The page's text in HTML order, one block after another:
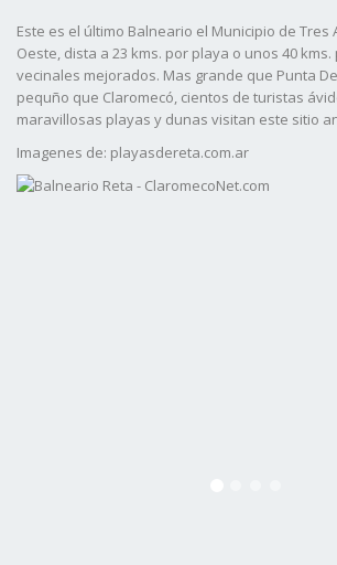
Este es el último Balneario el Municipio de Tres
Oeste, dista a 23 kms. por playa o unos 40
vecinales mejorados. Mas grande que Punta
pequño que Claromecó, cientos de turistas
maravillosas playas y dunas visitan este sitio
Imagenes de: playasdereta.com.ar